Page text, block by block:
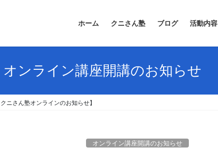
ホーム クニさん塾 ブログ 活動内容
オンライン講座開講のお知らせ
ニさん塾オンラインのお知らせ】
オンライン講座開講のお知らせ